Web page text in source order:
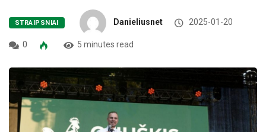
STRAIPSNIAI Danieliusnet 2025-01-20
0 5 minutes read